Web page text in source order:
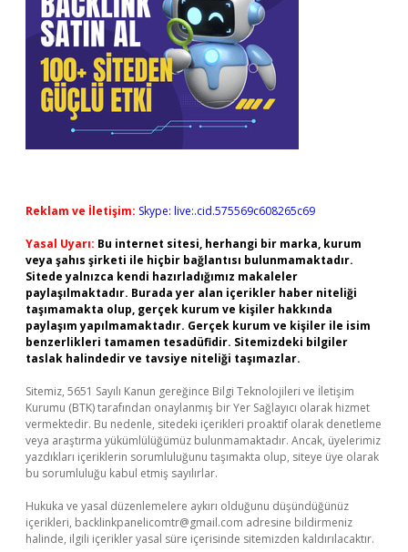
Reklam ve İletişim: Skype: live:.cid.575569c608265c69
Yasal Uyarı: Bu internet sitesi, herhangi bir marka, kurum
veya şahıs şirketi ile hiçbir bağlantısı bulunmamaktadır.
Sitede yalnızca kendi hazırladığımız makaleler
paylaşılmaktadır. Burada yer alan içerikler haber niteliği
taşımamakta olup, gerçek kurum ve kişiler hakkında
paylaşım yapılmamaktadır. Gerçek kurum ve kişiler ile isim
benzerlikleri tamamen tesadüfidir. Sitemizdeki bilgiler
taslak halindedir ve tavsiye niteliği taşımazlar.
Sitemiz, 5651 Sayılı Kanun gereğince Bilgi Teknolojileri ve İletişim
Kurumu (BTK) tarafından onaylanmış bir Yer Sağlayıcı olarak hizmet
vermektedir. Bu nedenle, sitedeki içerikleri proaktif olarak denetleme
veya araştırma yükümlülüğümüz bulunmamaktadır. Ancak, üyelerimiz
yazdıkları içeriklerin sorumluluğunu taşımakta olup, siteye üye olarak
bu sorumluluğu kabul etmiş sayılırlar.
Hukuka ve yasal düzenlemelere aykırı olduğunu düşündüğünüz
içerikleri, backlinkpanelicomtr@gmail.com adresine bildirmeniz
halinde, ilgili içerikler yasal süre içerisinde sitemizden kaldırılacaktır.